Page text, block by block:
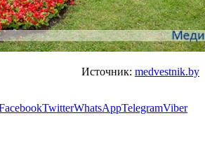
Источник: medvestnik.by
TwitterWhatsAppTelegramViber